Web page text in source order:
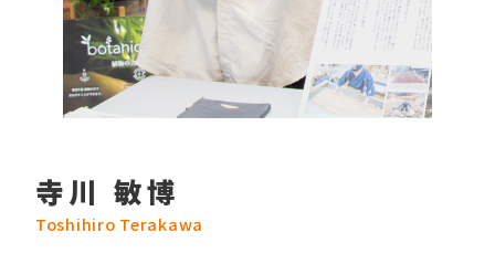
寺川 敏博
Toshihiro Terakawa